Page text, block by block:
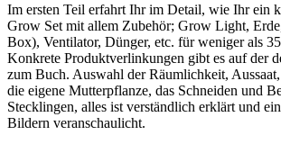
Im ersten Teil erfahrt Ihr im Detail, wie Ihrein
Grow Set mit allem Zubehör; Grow Light,
Box), Ventilator, Dünger, etc. fürweniger als
Konkrete Produktverlinkungen gibt es auf der
zum Buch. Auswahl der Räumlichkeit,
die eigene Mutterpflanze, das Schneiden und
Stecklingen, alles ist verständlich erklärt und ein
Bildern veranschaulicht.